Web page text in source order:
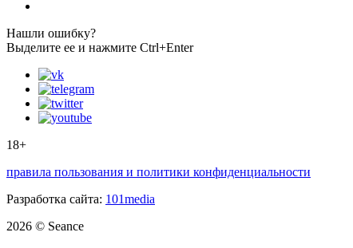
Нашли ошибку?
Выделите ее и нажмите Ctrl+Enter
18+
правила пользования и политики конфиденциальности
Разработка сайта: 101media
2026 © Seance